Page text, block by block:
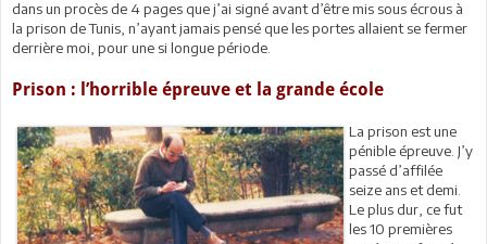
dans un procès de 4 pages que j’ai signé avant d’être mis sous écrous à
la prison de Tunis, n’ayant jamais pensé que les portes allaient se fermer
derrière moi, pour une si longue période.
Prison : l’horrible épreuve et la grande école
La prison est une
pénible épreuve. J’y
passé d’affilée
seize ans et demi.
Le plus dur, ce fut
les 10 premières